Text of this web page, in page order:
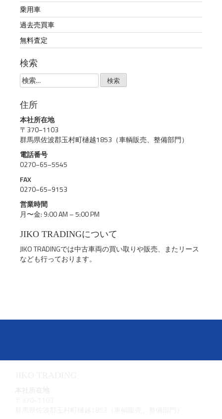
乗用車
過去売買車
無料査定
検索
検
索:
住所
本社所在地
〒370−1103
群馬県佐波郡玉村町樋越1853（車輌販売、整備部門）
電話番号
0270−65−5545
FAX
0270−65−9153
営業時間
月〜金: 9:00 AM – 5:00 PM
JIKO TRADINGについて
JIKO TRADINGでは中古車両の買い取りや販売、またリース
なども行っております。